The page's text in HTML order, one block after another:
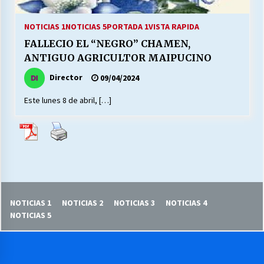
LABORAL:
13/07/2026
25/06/2026
16/06/2026
NOTICIAS 1NOTICIAS 5PORTADA 1VISTA RAPIDA
FALLECIO EL “NEGRO” CHAMEN,
ANTIGUO AGRICULTOR MAIPUCINO
Director 09/04/2024
Este lunes 8 de abril, […]
NOTICIAS 1 NOTICIAS 2 NOTICIAS 3
NOTICIAS 4
NOTICIAS 5